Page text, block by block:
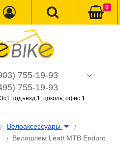
755-19-93
755-19-93
подъезд 1, цоколь, офис 1
0
Велоаксессуары
Велошлем Leatt MTB Enduro